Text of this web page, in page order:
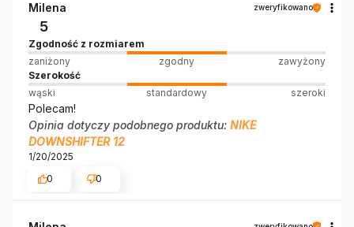
Milena zweryfikowano
5
Zgodność z rozmiarem
zaniżony
zgodny
zawyżony
Szerokość
wąski
standardowy szeroki
Polecam!
Opinia dotyczy podobnego produktu: NIKE
DOWNSHIFTER 12
1/20/2025
0
0